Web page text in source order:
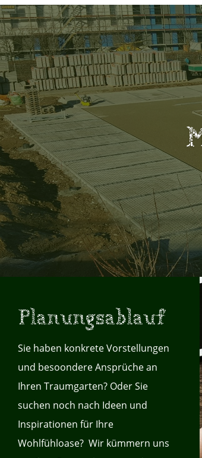
Planungsablauf
Sie haben konkrete Vorstellungen
und besoondere Ansprüche an
Ihren Traumgarten? Oder Sie
suchen noch nach Ideen und
Inspirationen für Ihre
Wohlfühloase? Wir kümmern uns